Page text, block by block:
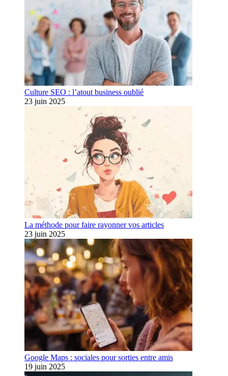
Culture SEO : l’atout business oublié
23 juin 2025
La méthode pour faire rayonner vos articles
23 juin 2025
Google Maps : sociales pour sorties entre amis
19 juin 2025